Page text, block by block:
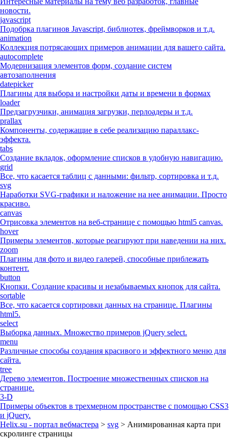
новости.
javascript
Подобрка плагинов Javascript, библиотек, фреймворков и т.д.
animation
Коллекция потрясающих примеров анимации для вашего сайта.
autocomplete
Модернизация элементов форм, создание систем
автозаполнения
datepicker
Плагины для выбора и настройки даты и времени в формах
loader
Предзагрузчики, анимация загрузки, перлоадеры и т.д.
prallax
Компоненты, содержащие в себе реализацию параллакс-
эффекта.
tabs
Создание вкладок, оформление списков в удобную навигацию.
grid
Все, что касается таблиц с данными: фильтр, сортировка и т.д.
svg
Наработки SVG-графики и наложение на нее анимации. Просто
красиво.
canvas
Отрисовка элементов на веб-странице с помощью html5 canvas.
hover
Примеры элементов, которые реагируют при наведении на них.
zoom
Плагины для фото и видео галерей, способные приблежать
контент.
button
Кнопки. Создание красивы и незабываемых кнопок для сайта.
sortable
Все, что касается сортировки данных на странице. Плагины
html5.
select
Выборка данных. Множество примеров jQuery select.
menu
Различные способы создания красивого и эффектного меню для
сайта.
tree
Дерево элементов. Построение множественных списков на
странице.
3-D
Примеры объектов в трехмерном пространстве с помощью CSS3
и jQuery.
Helix.su - портал вебмастера > svg > Анимированная карта при
скролинге страницы